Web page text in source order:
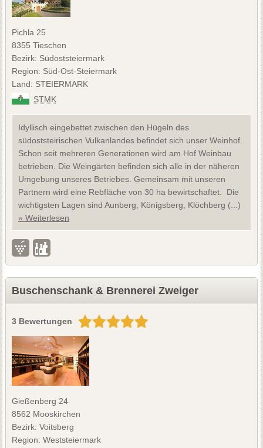
Pichla 25
8355 Tieschen
Bezirk: Südoststeiermark
Region: Süd-Ost-Steiermark
Land: STEIERMARK
STMK
Idyllisch eingebettet zwischen den Hügeln des
südoststeirischen Vulkanlandes befindet sich unser Weinhof.
Schon seit mehreren Generationen wird am Hof Weinbau
betrieben. Die Weingärten befinden sich alle in der näheren
Umgebung unseres Betriebes. Gemeinsam mit unseren
Partnern wird eine Rebfläche von 30 ha bewirtschaftet. Die
wichtigsten Lagen sind Aunberg, Königsberg, Klöchberg (...)
» Weiterlesen
Buschenschank & Brennerei Zweiger
3 Bewertungen
Gießenberg 24
8562 Mooskirchen
Bezirk: Voitsberg
Region: Weststeiermark